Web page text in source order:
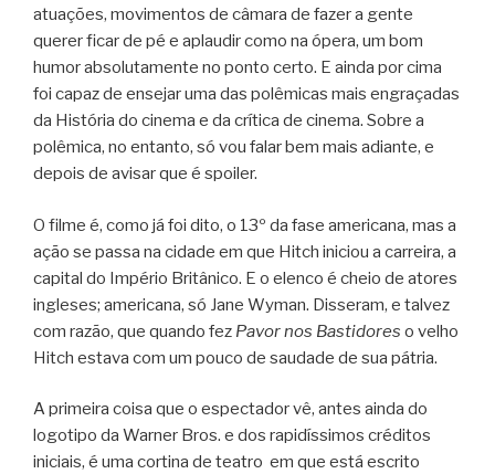
atuações, movimentos de câmara de fazer a gente
querer ficar de pé e aplaudir como na ópera, um bom
humor absolutamente no ponto certo. E ainda por cima
foi capaz de ensejar uma das polêmicas mais engraçadas
da História do cinema e da crítica de cinema. Sobre a
polêmica, no entanto, só vou falar bem mais adiante, e
depois de avisar que é spoiler.
O filme é, como já foi dito, o 13º da fase americana, mas a
ação se passa na cidade em que Hitch iniciou a carreira, a
capital do Império Britânico. E o elenco é cheio de atores
ingleses; americana, só Jane Wyman. Disseram, e talvez
com razão, que quando fez Pavor nos Bastidores o velho
Hitch estava com um pouco de saudade de sua pátria.
A primeira coisa que o espectador vê, antes ainda do
logotipo da Warner Bros. e dos rapidíssimos créditos
iniciais, é uma cortina de teatro em que está escrito